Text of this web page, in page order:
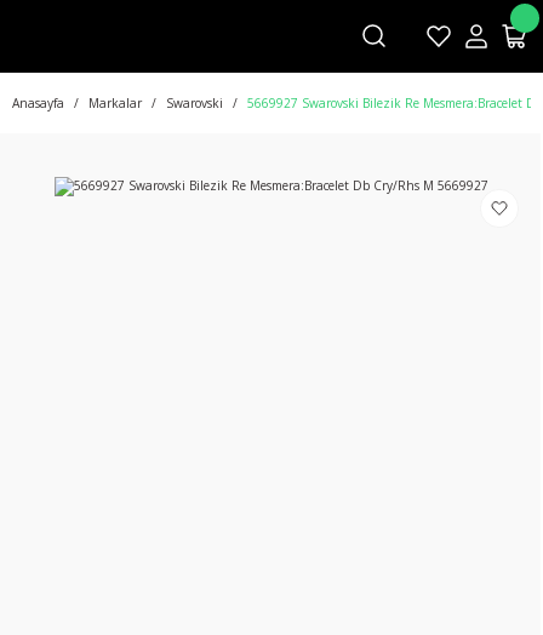
Anasayfa Markalar Swarovski 5669927 Swarovski Bilezik Re Mesmera:Bracelet